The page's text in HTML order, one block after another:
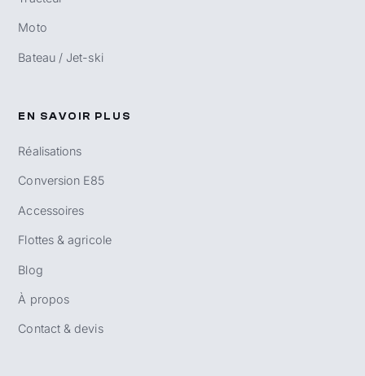
Moto
Bateau / Jet-ski
EN SAVOIR PLUS
Réalisations
Conversion E85
Accessoires
Flottes & agricole
Blog
À propos
Contact & devis